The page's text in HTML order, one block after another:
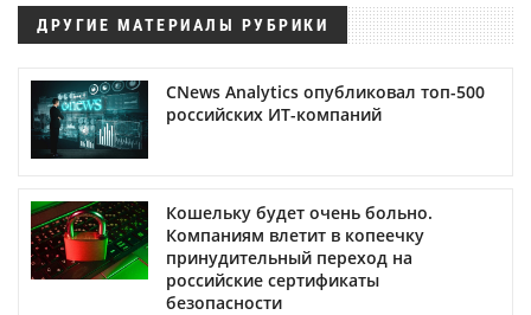
ДРУГИЕ МАТЕРИАЛЫ РУБРИКИ
CNews Analytics опубликовал топ-500
российских ИТ-компаний
Кошельку будет очень больно.
Компаниям влетит в копеечку
принудительный переход на
российские сертификаты
безопасности